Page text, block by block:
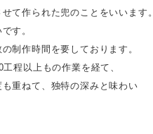
て作られた兜のことをいいます。
す。
制作時間を要しております。
程以上もの作業を経て、
重ねて、独特の深みと味わい